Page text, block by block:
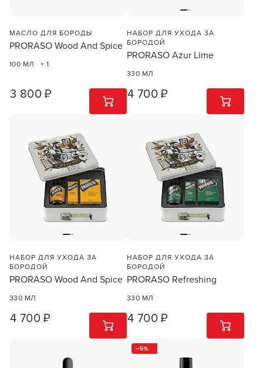
МАСЛО ДЛЯ БОРОДЫ
PRORASO Wood And Spice
100 МЛ + 1
3 800 ₽ 1 ШТ
НАБОР ДЛЯ УХОДА ЗА
БОРОДОЙ
PRORASO Azur Lime
330 МЛ
4 700 ₽ 1 ШТ
НАБОР ДЛЯ УХОДА ЗА
БОРОДОЙ
PRORASO Wood And Spice
330 МЛ
4 700 ₽ 1 ШТ
НАБОР ДЛЯ УХОДА ЗА
БОРОДОЙ
PRORASO Refreshing
330 МЛ
4 700 ₽ 1 ШТ
5
Заяц–робот
В новом приложении RedHare Market для Android
намного быстрее!
УСТАНОВИТЬ ИЗ GOOGLE PLAY